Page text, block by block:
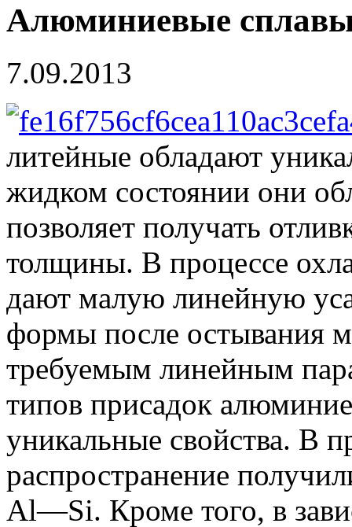
Алюминиевые
7.09.2013
литейные обладают
жидком состоянии они
позволяет получать
толщины. В процессе
дают малую линейную
формы после остывания
требуемым линейным
типов присадок
уникальные свойства. В
распространение
Al—Si. Кроме того, в